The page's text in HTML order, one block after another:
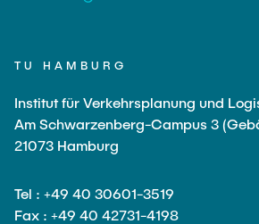
TU HAMBURG
Institut für Verkehrsplanung und
Am Schwarzenberg-Campus 3
21073 Hamburg
Tel : +49 40 30601-3519
Fax : +49 40 42731-4198